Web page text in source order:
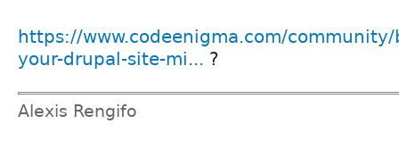
https://www.codeenigma.com/
your-drupal-site-mi... ?
Alexis Rengifo